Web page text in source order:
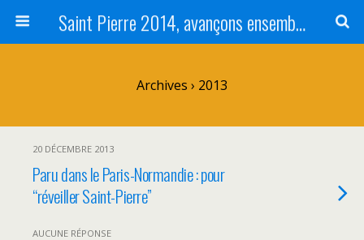
Saint Pierre 2014, avançons ensemble pour Saint-Pierre du Vauvray
Archives › 2013
20 DÉCEMBRE 2013
Paru dans le Paris-Normandie : pour
“réveiller Saint-Pierre”
AUCUNE RÉPONSE